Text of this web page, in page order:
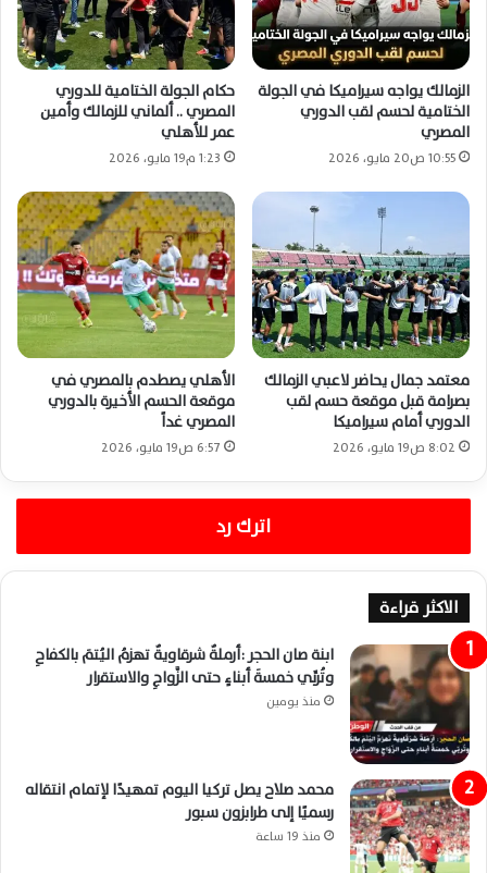
الزمالك يواجه سيراميكا في الجولة
الختامية لحسم لقب الدوري
المصري
10:55 ص20 مايو، 2026
حكام الجولة الختامية للدوري
المصري .. ألماني للزمالك وأمين
عمر للأهلي
1:23 م19 مايو، 2026
معتمد جمال يحاضر لاعبي الزمالك
بصرامة قبل موقعة حسم لقب
الدوري أمام سيراميكا
8:02 ص19 مايو، 2026
الأهلي يصطدم بالمصري في
موقعة الحسم الأخيرة بالدوري
المصري غداً
6:57 ص19 مايو، 2026
اترك رد
الاكثر قراءة
ابنة صان الحجر :أرملةٌ شرقاويةٌ تهزمُ اليُتمَ بالكفاحِ
وتُربِّي خمسةَ أبناءٍ حتى الزَّواجِ والاستقرار
منذ يومين
محمد صلاح يصل تركيا اليوم تمهيدًا لإتمام انتقاله
رسميًا إلى طرابزون سبور
منذ 19 ساعة